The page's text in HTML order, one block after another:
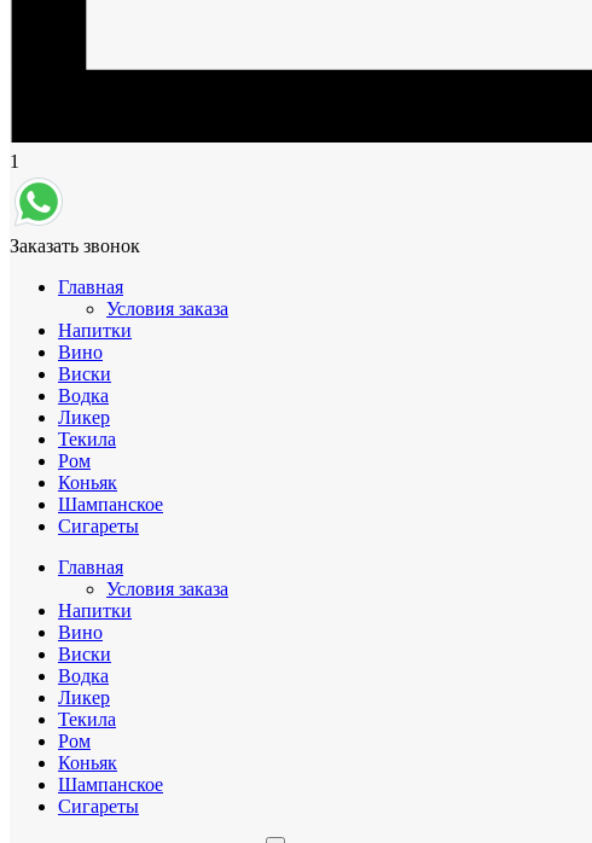
1
Заказать звонок
Главная
Условия заказа
Напитки
Вино
Виски
Водка
Ликер
Текила
Ром
Коньяк
Шампанское
Сигареты
Главная
Условия заказа
Напитки
Вино
Виски
Водка
Ликер
Текила
Ром
Коньяк
Шампанское
Сигареты